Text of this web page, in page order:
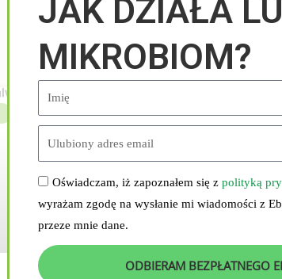
JAK DZIAŁA
MIKROBIOM?
Oświadczam, iż zapoznałem się z polityką
wyrażam zgodę na wysłanie mi wiadomości z
przeze mnie dane.
ODBIERAM BEZPŁATNEGO